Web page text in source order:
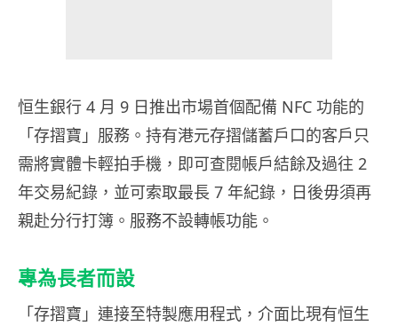
恒生銀行 4 月 9 日推出市場首個配備 NFC 功能的
「存摺寶」服務。持有港元存摺儲蓄戶口的客戶只
需將實體卡輕拍手機，即可查閱帳戶結餘及過往 2
年交易紀錄，並可索取最長 7 年紀錄，日後毋須再
親赴分行打簿。服務不設轉帳功能。
專為長者而設
「存摺寶」連接至特製應用程式，介面比現有恒生